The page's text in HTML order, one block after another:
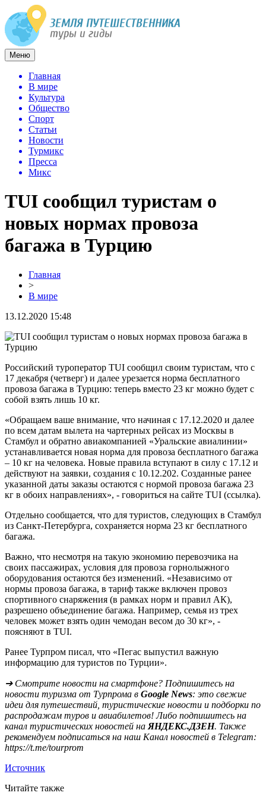
Меню
Главная
В мире
Культура
Общество
Спорт
Статьи
Новости
Турмикс
Пресса
Микс
TUI сообщил туристам о
новых нормах провоза
багажа в Турцию
Главная
>
В мире
13.12.2020 15:48
Российский туроператор TUI сообщил своим туристам, что с
17 декабря (четверг) и далее урезается норма бесплатного
провоза багажа в Турцию: теперь вместо 23 кг можно будет с
собой взять лишь 10 кг.
«Обращаем ваше внимание, что начиная с 17.12.2020 и далее
по всем датам вылета на чартерных рейсах из Москвы в
Стамбул и обратно авиакомпанией «Уральские авиалинии»
устанавливается новая норма для провоза бесплатного багажа
– 10 кг на человека. Новые правила вступают в силу с 17.12 и
действуют на заявки, создания с 10.12.202. Созданные ранее
указанной даты заказы остаются с нормой провоза багажа 23
кг в обоих направлениях», - говориться на сайте TUI (ссылка).
Отдельно сообщается, что для туристов, следующих в Стамбул
из Санкт-Петербурга, сохраняется норма 23 кг бесплатного
багажа.
Важно, что несмотря на такую экономию перевозчика на
своих пассажирах, условия для провоза горнолыжного
оборудования остаются без изменений. «Независимо от
нормы провоза багажа, в тариф также включен провоз
спортивного снаряжения (в рамках норм и правил АК),
разрешено объединение багажа. Например, семья из трех
человек может взять один чемодан весом до 30 кг», -
поясняют в TUI.
Ранее Турпром писал, что «Пегас выпустил важную
информацию для туристов по Турции».
➔ Смотрите новости на смартфоне? Подпишитесь на
новости туризма от Турпрома в Google News: это свежие
идеи для путешествий, туристические новости и подборки по
распродажам туров и авиабилетов! Либо подпишитесь на
канал туристических новостей на ЯНДЕКС.ДЗЕН. Также
рекомендуем подписаться на наш Канал новостей в Telegram:
https://t.me/tourprom
Источник
Читайте также